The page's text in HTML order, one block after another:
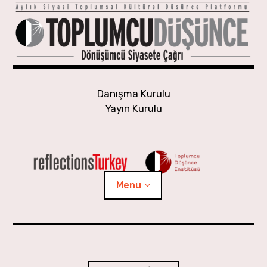
Skip
content
Danışma Kurulu
Yayın Kurulu
Menu